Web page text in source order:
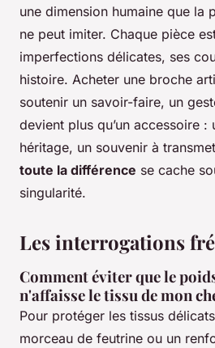
une dimension humaine que la
ne peut imiter. Chaque pièce
imperfections délicates, ses
histoire. Acheter une broche
soutenir un savoir-faire, un
devient plus qu’un accessoire :
héritage, un souvenir à
toute la différence se cache
singularité.
Les interrogations
Comment éviter que le
n'affaisse le tissu de mon
Pour protéger les tissus
morceau de feutrine ou un